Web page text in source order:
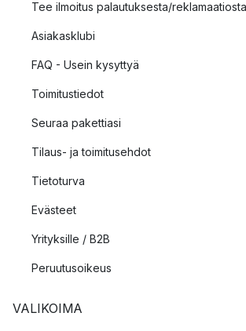
Tee ilmoitus palautuksesta/reklamaatiosta
Asiakasklubi
FAQ - Usein kysyttyä
Toimitustiedot
Seuraa pakettiasi
Tilaus- ja toimitusehdot
Tietoturva
Evästeet
Yrityksille / B2B
Peruutusoikeus
VALIKOIMA